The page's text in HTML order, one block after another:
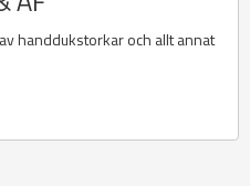
handdukstorkar och allt annat